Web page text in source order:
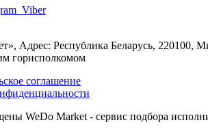
Viber
Адрес: Республика Беларусь, 220100,
горисполкомом
соглашение
WeDo Market - сервис подбора